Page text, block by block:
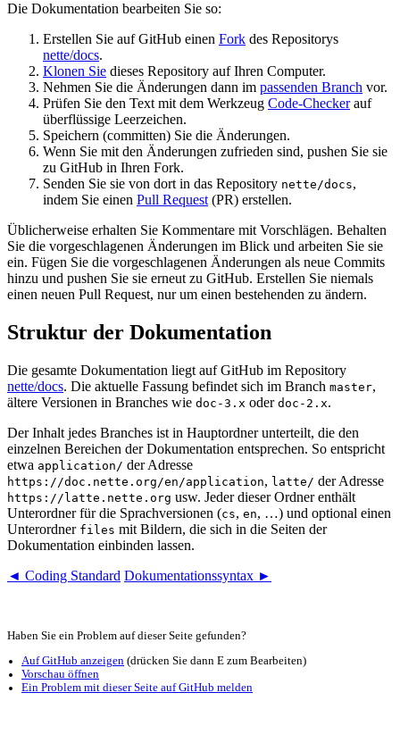
Die Dokumentation bearbeiten Sie so:
Erstellen Sie auf GitHub einen Fork des Repositorys
nette/docs.
Klonen Sie dieses Repository auf Ihren Computer.
Nehmen Sie die Änderungen dann im passenden Branch vor.
Prüfen Sie den Text mit dem Werkzeug Code-Checkerauf
überflüssige Leerzeichen.
Speichern (committen) Sie die Änderungen.
Wenn Sie mit den Änderungen zufrieden sind, pushen Sie sie
zu GitHub in Ihren Fork.
Senden Sie sie von dort in das Repository nette/docs,
indem Sie einen Pull Request (PR) erstellen.
Üblicherweise erhalten Sie Kommentare mit Vorschlägen. Behalten
Sie die vorgeschlagenen Änderungen im Blick und arbeiten Sie sie
ein. Fügen Sie die vorgeschlagenen Änderungen als neue Commits
hinzu und pushen Sie sie erneut zu GitHub. Erstellen Sie niemals
einen neuen Pull Request, nur um einen bestehenden zu ändern.
Struktur der Dokumentation
Die gesamte Dokumentation liegt auf GitHub im Repository
nette/docs. Die aktuelle Fassung befindet sich im Branch master,
ältere Versionen in Branches wie doc-3.x oder doc-2.x.
Der Inhalt jedes Branches ist in Hauptordner unterteilt, die den
einzelnen Bereichen der Dokumentation entsprechen. So entspricht
etwa application/ der Adresse
https://doc.nette.org/en/application, latte/ der Adresse
https://latte.nette.org usw. Jeder dieser Ordner enthält
Unterordner für die Sprachversionen (cs, en, …) und optional einen
Unterordner files mit Bildern, die sich in die Seiten der
Dokumentation einbinden lassen.
◄ Coding Standard Dokumentationssyntax ►